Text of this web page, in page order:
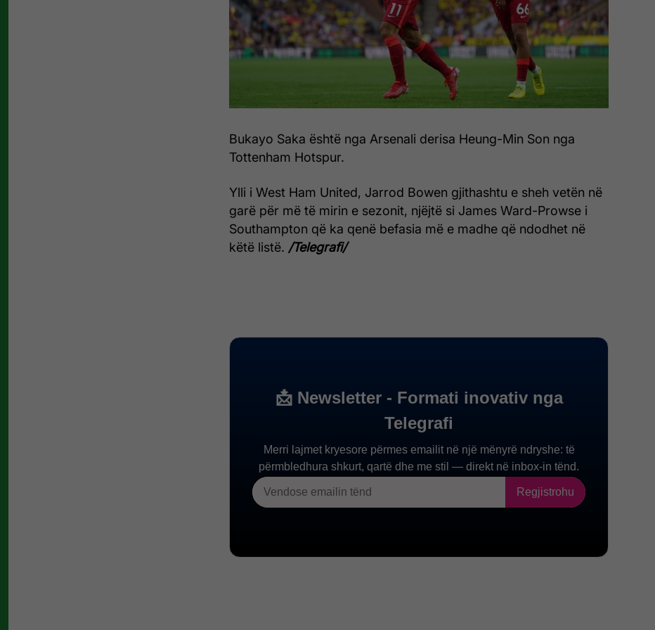
Bukayo Saka është nga Arsenali derisa Heung-Min Son nga
Tottenham Hotspur.
Ylli i West Ham United, Jarrod Bowen gjithashtu e sheh vetën në
garë për më të mirin e sezonit, njëjtë si James Ward-Prowse i
Southampton që ka qenë befasia më e madhe që ndodhet në
këtë listë. /Telegrafi/